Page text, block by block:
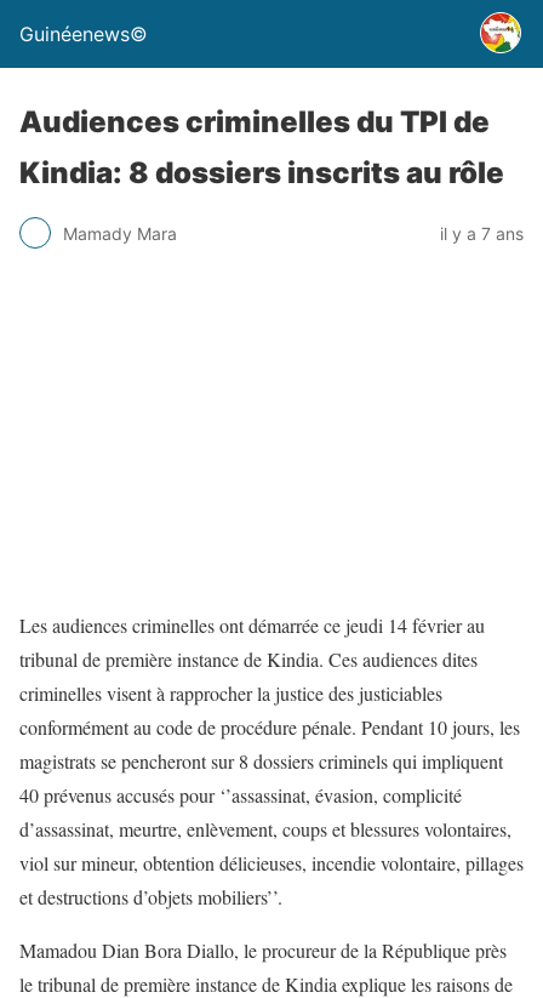
Guinéenews©
Audiences criminelles du TPI de
Kindia: 8 dossiers inscrits au rôle
Mamady Mara il y a 7 ans
Les audiences criminelles ont démarrée ce jeudi 14 février au
tribunal de première instance de Kindia. Ces audiences dites
criminelles visent à rapprocher la justice des justiciables
conformément au code de procédure pénale. Pendant 10 jours, les
magistrats se pencheront sur 8 dossiers criminels qui impliquent
40 prévenus accusés pour ‘’assassinat, évasion, complicité
d’assassinat, meurtre, enlèvement, coups et blessures volontaires,
viol sur mineur, obtention délicieuses, incendie volontaire, pillages
et destructions d’objets mobiliers’’.
Mamadou Dian Bora Diallo, le procureur de la République près
le tribunal de première instance de Kindia explique les raisons de